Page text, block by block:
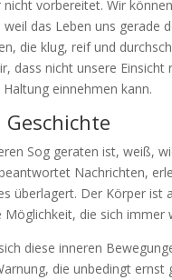
vorbereitet. Wir
das Leben uns
die klug, reif und
dass nicht unsere
einnehmen kann.
Geschichte
Sog geraten ist, weiß,
Nachrichten,
überlagert. Der Körper
die sich immer
diese inneren
die unbedingt